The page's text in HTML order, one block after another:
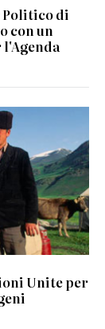
Politico di
con un
Unite per